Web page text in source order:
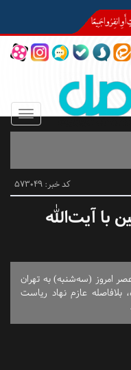
Toggle
کد خبر: 573049
با آیت‌الله
امروز (سه‌شنبه) به تهران
عازم نهاد ریاست